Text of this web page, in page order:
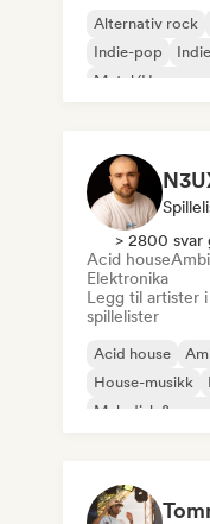
Alternativ rock
Indie-pop
Metal/Heavy
> 2800 svar
Acid house
Elektronika
Legg til artister
spillelister
Acid house
House-musikk
Melodisk &